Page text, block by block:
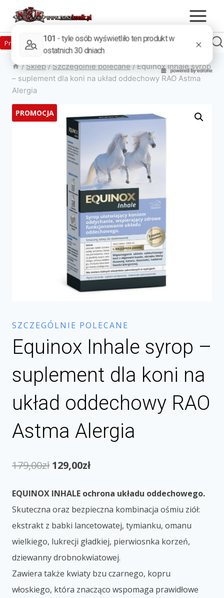
Produkty w sklepie Zaloguj 0
/ Sklep / Szczególnie polecane / Equinox Inhale syrop
– suplement dla koni na układ oddechowy RAO Astma
Alergia
PROMOCJA
SZCZEGÓLNIE POLECANE
Equinox Inhale syrop –
suplement dla koni na
układ oddechowy RAO
Astma Alergia
179,00zł 129,00zł
EQUINOX INHALE ochrona układu oddechowego.
Skuteczna oraz bezpieczna kombinacja ośmiu ziół:
ekstrakt z babki lancetowatej, tymianku, omanu
wielkiego, lukrecji gładkiej, pierwiosnka korzeń,
dziewanny drobnokwiatowej.
Zawiera także kwiaty bzu czarnego, kopru
włoskiego, która znacząco wspomaga prawidłowe